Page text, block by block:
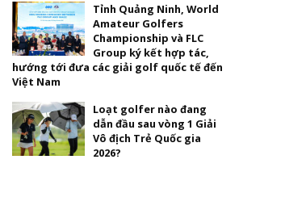
Tỉnh Quảng Ninh, World
Amateur Golfers
Championship và FLC
Group ký kết hợp tác,
hướng tới đưa các giải golf quốc tế đến
Việt Nam
Loạt golfer nào đang
dẫn đầu sau vòng 1 Giải
Vô địch Trẻ Quốc gia
2026?